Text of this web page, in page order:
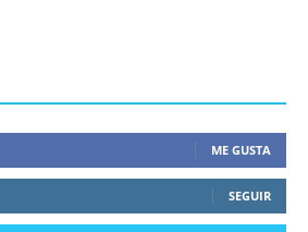
ME GUSTA
SEGUIR